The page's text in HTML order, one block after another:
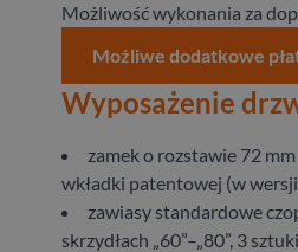
Możliwość wykonania za
Możliwe dodatkowe
Wyposażenie
zamek o rozstawie 72
wkładki patentowej (w
zawiasy standardowe
skrzydłach „60”–„80”, 3